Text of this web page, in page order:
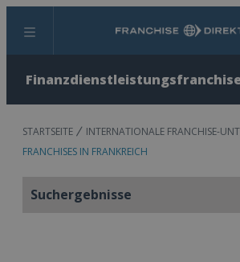
Menü Suchen
STARTSEITE
INTERNATIONALE FRANCHISE-
FRANCHISES IN FRANKREICH
Suchergebnisse